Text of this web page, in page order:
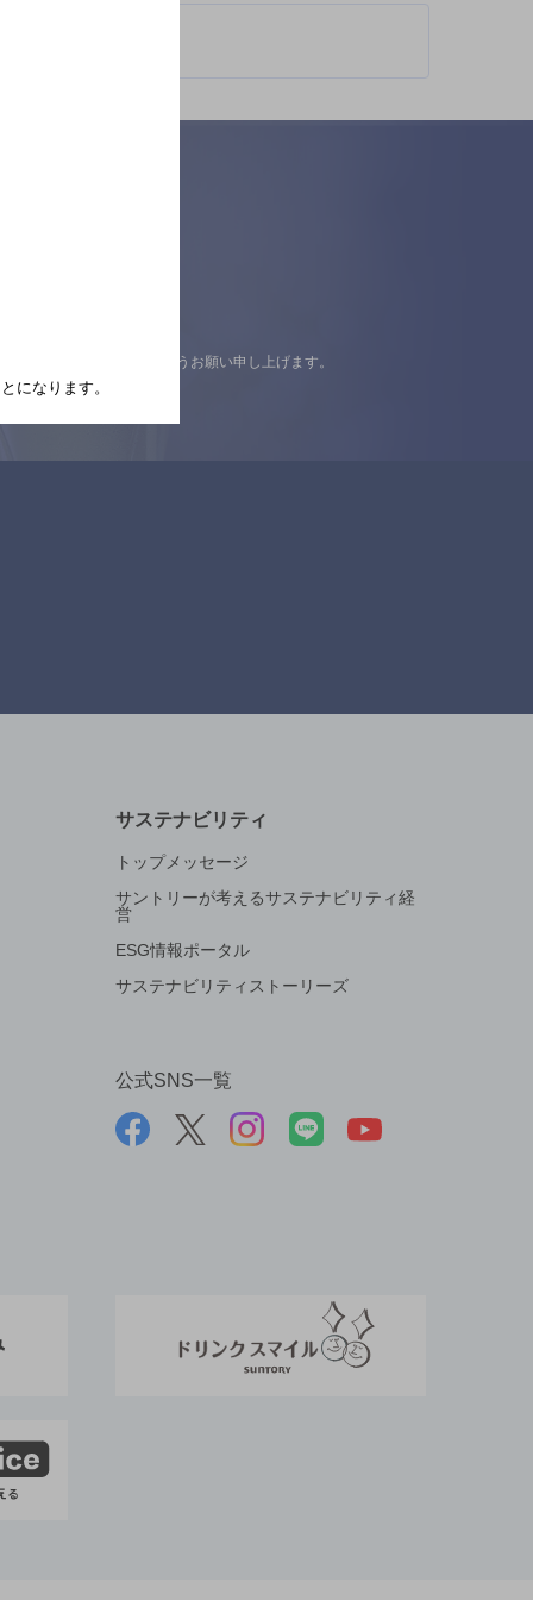
の上ご来店くださいますようお願い申し上げます。
サステナビリティ
トップメッセージ
サントリーが考えるサステナビリティ経
営
ESG情報ポータル
サステナビリティストーリーズ
公式SNS一覧
になります。